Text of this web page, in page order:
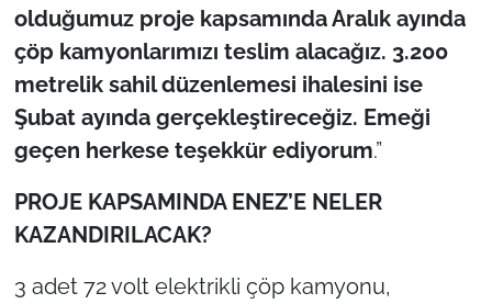
olduğumuz proje kapsamında Aralık ayında
çöp kamyonlarımızı teslim alacağız. 3.200
metrelik sahil düzenlemesi ihalesini ise
Şubat ayında gerçekleştireceğiz. Emeği
geçen herkese teşekkür ediyorum.”
PROJE KAPSAMINDA ENEZ’E NELER
KAZANDIRILACAK?
3 adet 72 volt elektrikli çöp kamyonu,